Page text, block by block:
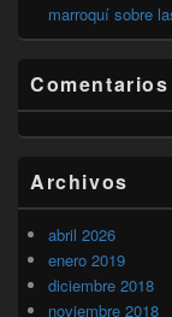
marroquí sobre
Archivos
abril 2026
enero 2019
diciembre 2018
noviembre 2018